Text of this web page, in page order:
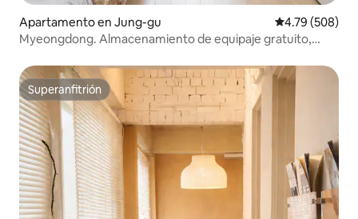
Apartamento en Jung-gu Calificación
4.79 (508)
Myeongdong. Almacenamiento de equipaje gratuito,
Superanfitrión
Superanfitrión